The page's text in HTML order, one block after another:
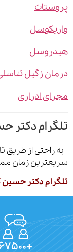
زگیل تناسلی
ادراری
دکتر
از طریق
زمان ممکن
دکتر حسین کرمی